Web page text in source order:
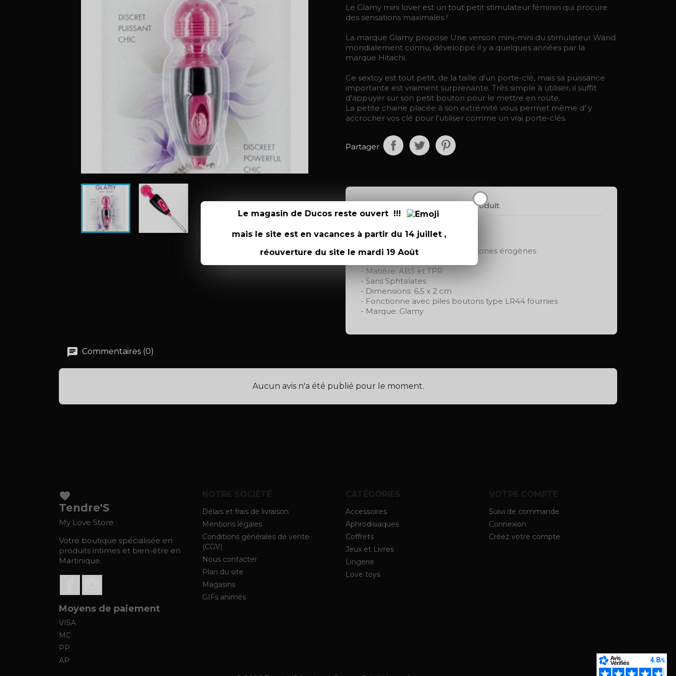
X
Le magasin de Ducos reste ouvert !!!
mais le site est en vacances à partir du 14 juillet ,
réouverture du site le mardi 19 Août
Le Glamy mini lover est un tout petit stimulateur féminin qui procure
des sensations maximales !
La marque Glamy propose Une version mini-mini du stimulateur Wand
mondialement connu, développé il y a quelques années par la
marque Hitachi.
Ce sextoy est tout petit, de la taille d'un porte-clé, mais sa puissance
importante est vraiment surprenante. Très simple à utiliser, il suffit
d'appuyer sur son petit bouton pour le mettre en route.
La petite chaine placée à son extrémité vous permet même d' y
accrocher vos clé pour l'utiliser comme un vrai porte-clés.
Partager
Détails du produit
Caractéristiques:
- Mini vibromasseur
- Stimulation du clitoris et des zones érogènes
- Matière: ABS et TPR
- Sans Sphtalates
- Dimensions: 6,5 x 2 cm
- Fonctionne avec piles boutons type LR44 fournies
- Marque: Glamy
Commentaires (0)
Aucun avis n'a été publié pour le moment.
favorite
Tendre'S
My Love Store
Votre boutique spécialisée en
produits intimes et bien-être en
Martinique.
Moyens de paiement
VISA
MC
PP
AP
Délais et frais de livraison
Mentions légales
Conditions générales de vente
(CGV)
Nous contacter
Plan du site
Magasins
GIFs animés
Accessoires
Aphrodisiaques
Coffrets
Jeux et Livres
Lingerie
Love toys
Suivi de commande
Connexion
Créez votre compte